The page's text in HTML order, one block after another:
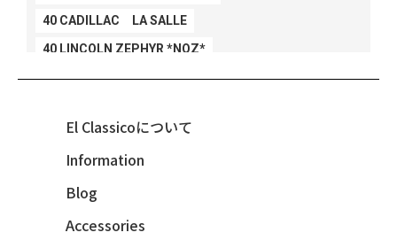
40 CADILLAC LA SALLE
40 LINCOLN ZEPHYR *NOZ*
40 LINCOLN ZEPHYR *V12*
47 CHEVY FLEETMASTER CONV
48 CHEVY 3100 *Q-CHINCO
48 CHEVY FLEET AEROSEDAN
48 CHEVY FLEETMASTER CONV
El Classicoについて
Information
Blog
Accessories